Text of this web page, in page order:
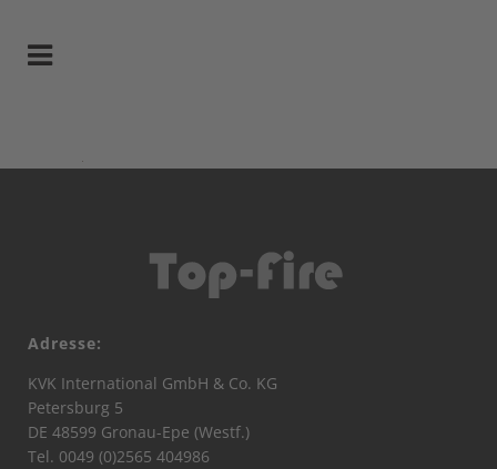
Adresse:
KVK International GmbH & Co. KG
Petersburg 5
DE 48599 Gronau-Epe (Westf.)
Tel. 0049 (0)2565 404986